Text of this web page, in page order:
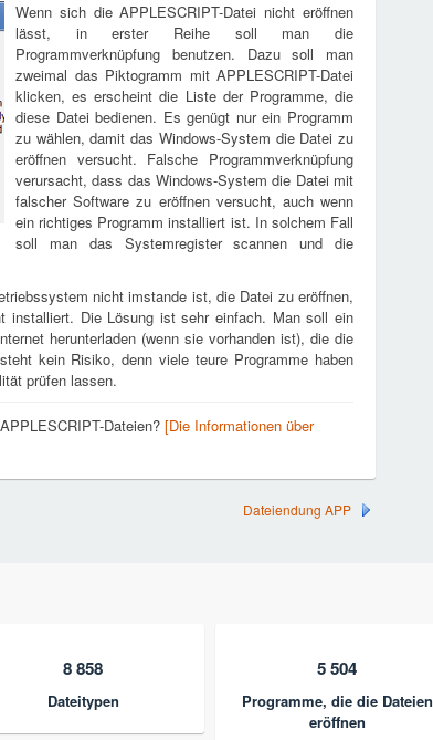
Wenn sich die APPLESCRIPT-Datei nicht eröffnen
lässt, in erster Reihe soll man die
Programmverknüpfung benutzen. Dazu soll man
zweimal das Piktogramm mit APPLESCRIPT-Datei
klicken, es erscheint die Liste der Programme, die
diese Datei bedienen. Es genügt nur ein Programm
zu wählen, damit das Windows-System die Datei zu
eröffnen versucht. Falsche Programmverknüpfung
verursacht, dass das Windows-System die Datei mit
falscher Software zu eröffnen versucht, auch wenn
ein richtiges Programm installiert ist. In solchem Fall
soll man das Systemregister scannen und die
nicht imstande ist, die Datei zu eröffnen,
installiert. Die Lösung ist sehr einfach. Man soll ein
herunterladen (wenn sie vorhanden ist), die die
kein Risiko, denn viele teure Programme haben
prüfen lassen.
Dateien? [Die Informationen über
Dateiendung APP
8 858
Dateitypen
5 504
Programme, die die Dateien
eröffnen